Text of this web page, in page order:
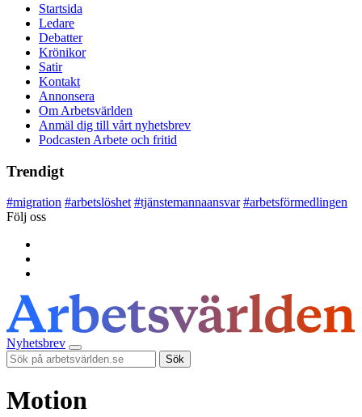
Startsida
Ledare
Debatter
Krönikor
Satir
Kontakt
Annonsera
Om Arbetsvärlden
Anmäl dig till vårt nyhetsbrev
Podcasten Arbete och fritid
Trendigt
#migration #arbetslöshet #tjänstemannaansvar #arbetsförmedlingen
Följ oss
Nyhetsbrev
Sök
Motion